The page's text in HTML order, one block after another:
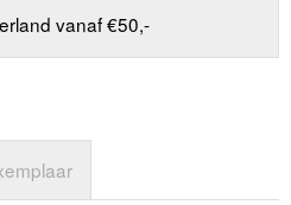
vanaf €50,-